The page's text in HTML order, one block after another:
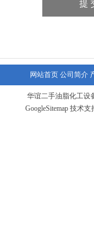
网站首页 公司简介
华谊二手油脂化工设
GoogleSitemap 技术支